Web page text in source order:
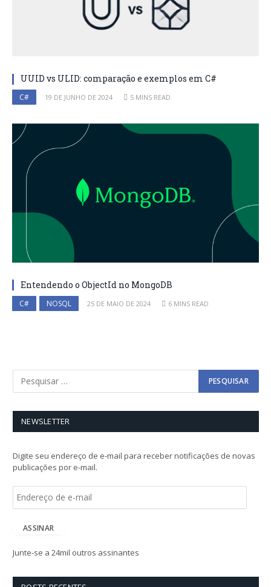
UUID vs ULID: comparação e exemplos em C#
C# 19 DE JUNHO DE 2024 5 MINS READ
Entendendo o ObjectId no MongoDB
C# NOSQL 25 DE MAIO DE 2024 6 MINS READ
NEWSLETTER
Digite seu endereço de e-mail para receber notificações de novas
publicações por e-mail.
e
ç
ASSINAR
Junte-se a 24mil outros assinantes